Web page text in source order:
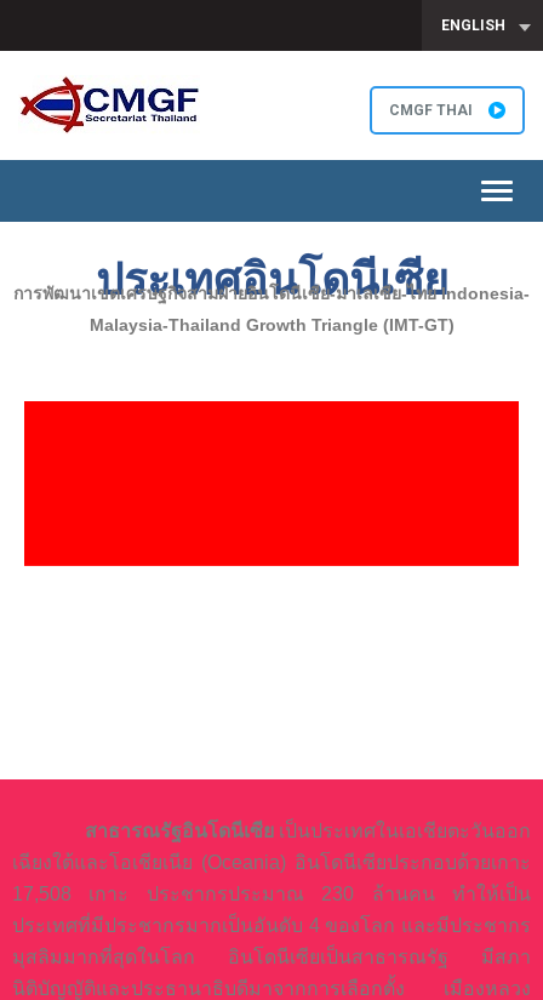
ENGLISH
CMGF THAI
ประเทศอินโดนีเซีย
การพัฒนาเขตเศรษฐกิจสามฝ่ายอินโดนีเซีย-มาเลเซีย-ไทย Indonesia-
Malaysia-Thailand Growth Triangle (IMT-GT)
สาธารณรัฐอินโดนีเซีย เป็นประเทศในเอเชียตะวันออก
เฉียงใต้และโอเชียเนีย (Oceania) อินโดนีเซียประกอบด้วยเกาะ
17,508 เกาะ ประชากรประมาณ 230 ล้านคน ทำให้เป็น
ประเทศที่มีประชากรมากเป็นอันดับ 4 ของโลก และมีประชากร
มุสลิมมากที่สุดในโลก อินโดนีเซียเป็นสาธารณรัฐ มีสภา
นิติบัญญัติและประธานาธิบดีมาจากการเลือกตั้ง เมืองหลวง